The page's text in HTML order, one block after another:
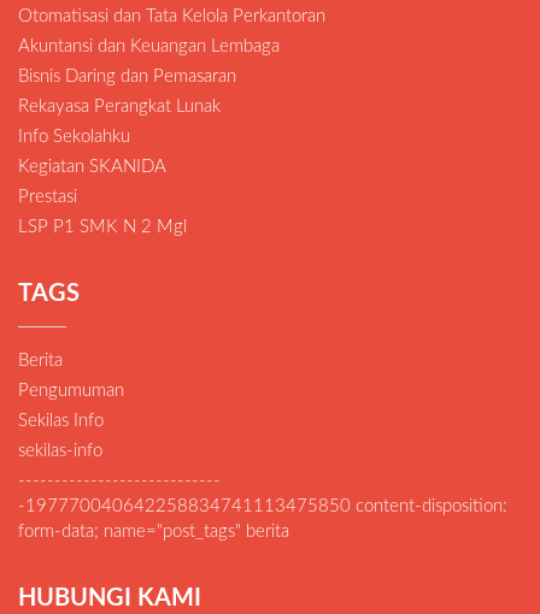
Otomatisasi dan Tata Kelola Perkantoran
Akuntansi dan Keuangan Lembaga
Bisnis Daring dan Pemasaran
Rekayasa Perangkat Lunak
Info Sekolahku
Kegiatan SKANIDA
Prestasi
LSP P1 SMK N 2 Mgl
TAGS
Berita
Pengumuman
Sekilas Info
sekilas-info
----------------------------
-197770040642258834741113475850 content-disposition:
form-data; name="post_tags" berita
HUBUNGI KAMI